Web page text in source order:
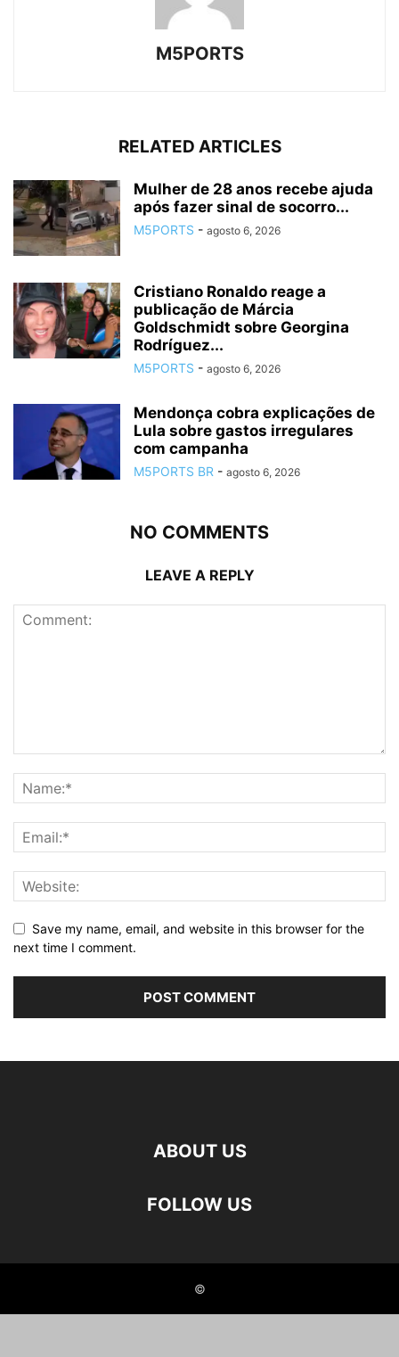
M5PORTS
RELATED ARTICLES
Mulher de 28 anos recebe ajuda
após fazer sinal de socorro...
M5PORTS - agosto 6, 2026
Cristiano Ronaldo reage a
publicação de Márcia
Goldschmidt sobre Georgina
Rodríguez...
M5PORTS - agosto 6, 2026
Mendonça cobra explicações de
Lula sobre gastos irregulares
com campanha
M5PORTS BR - agosto 6, 2026
NO COMMENTS
LEAVE A REPLY
Save my name, email, and website in this browser for the
next time I comment.
ABOUT US
FOLLOW US
©